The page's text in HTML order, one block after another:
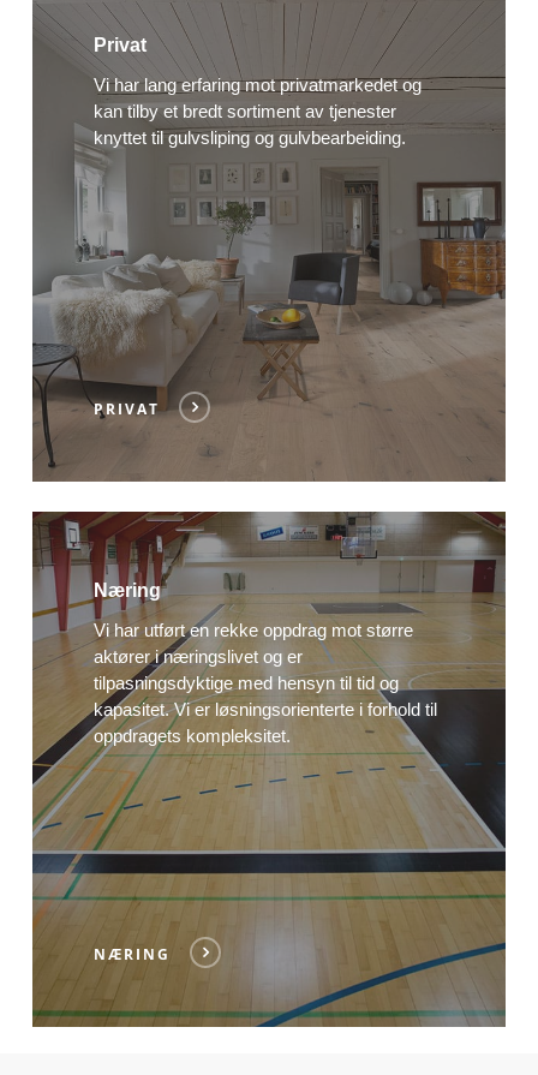
Privat
Vi har lang erfaring mot privatmarkedet og
kan tilby et bredt sortiment av tjenester
knyttet til gulvsliping og gulvbearbeiding.
PRIVAT
Næring
Vi har utført en rekke oppdrag mot større
aktører i næringslivet og er
tilpasningsdyktige med hensyn til tid og
kapasitet. Vi er løsningsorienterte i forhold til
oppdragets kompleksitet.
NÆRING